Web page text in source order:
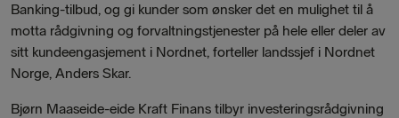
Banking-tilbud, og gi kunder som ønsker det en mulighet til å
motta rådgivning og forvaltningstjenester på hele eller deler av
sitt kundeengasjement i Nordnet, forteller landssjef i Nordnet
Norge, Anders Skar.
Bjørn Maaseide-eide Kraft Finans tilbyr investeringsrådgivning